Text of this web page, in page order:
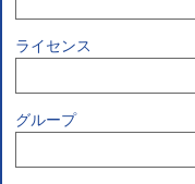
ライセンス
グループ